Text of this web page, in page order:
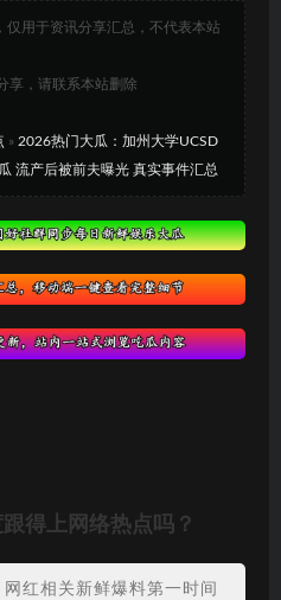
用于资讯分享汇总，不代表本站
享，请联系本站删除
» 2026热门大瓜：加州大学UCSD
流产后被前夫曝光 真实事件汇总
得上网络热点吗？
红相关新鲜爆料第一时间